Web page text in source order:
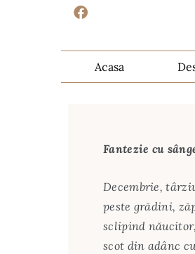
Acasa
Fantezie cu
Decembrie,
peste grădini,
sclipind
scot din adânc